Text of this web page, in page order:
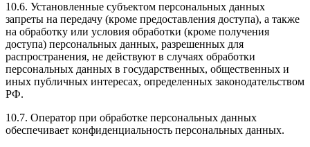
10.6. Установленные субъектом персональных данных
запреты на передачу (кроме предоставления доступа), а также
на обработку или условия обработки (кроме получения
доступа) персональных данных, разрешенных для
распространения, не действуют в случаях обработки
персональных данных в государственных, общественных и
иных публичных интересах, определенных законодательством
РФ.
10.7. Оператор при обработке персональных данных
обеспечивает конфиденциальность персональных данных.